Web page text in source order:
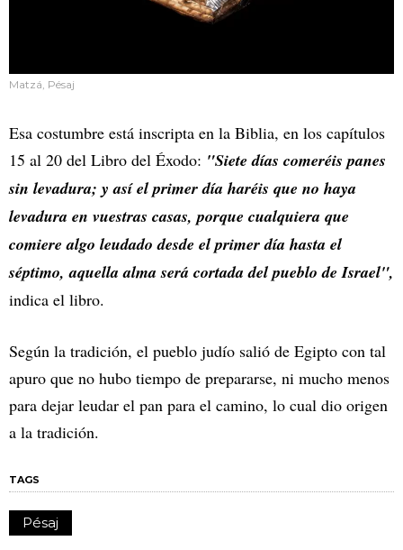
Matzá, Pésaj
Esa costumbre está inscripta en la Biblia, en los capítulos
15 al 20 del Libro del Éxodo: "Siete días comeréis panes
sin levadura; y así el primer día haréis que no haya
levadura en vuestras casas, porque cualquiera que
comiere algo leudado desde el primer día hasta el
séptimo, aquella alma será cortada del pueblo de Israel",
indica el libro.
Según la tradición, el pueblo judío salió de Egipto con tal
apuro que no hubo tiempo de prepararse, ni mucho menos
para dejar leudar el pan para el camino, lo cual dio origen
a la tradición.
TAGS
Pésaj